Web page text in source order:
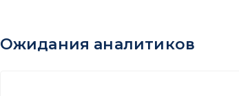
Ожидания аналитиков